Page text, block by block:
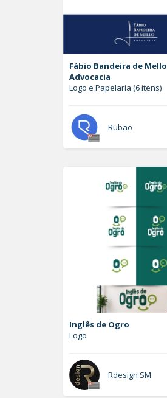
Fábio Bandeira de Mello
Advocacia
Logo e Papelaria (6 itens)
Rubao
Inglês de Ogro
Logo
Rdesign SM